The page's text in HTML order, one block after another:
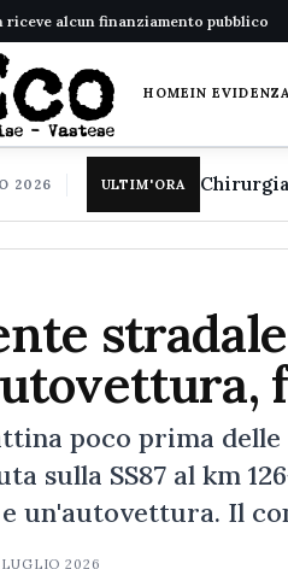
riceve alcun finanziamento pubblico
HOMEIN EVIDENZA
2026 ULTIM'ORA
poco prima
sulla SS87 al km
un'autovettura. Il
2026